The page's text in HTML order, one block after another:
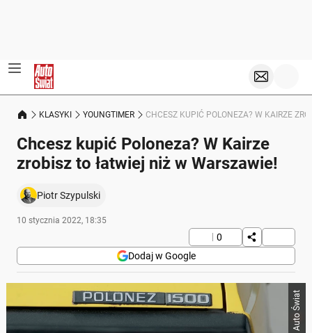
KLASYKI YOUNGTIMER CHCESZ KUPIĆ POLONEZA? W KAIRZE
Chcesz kupić Poloneza? W Kairze
zrobisz to łatwiej niż w Warszawie!
Piotr Szypulski
10 stycznia 2022, 18:35
0
Dodaj w Google
Auto Świat